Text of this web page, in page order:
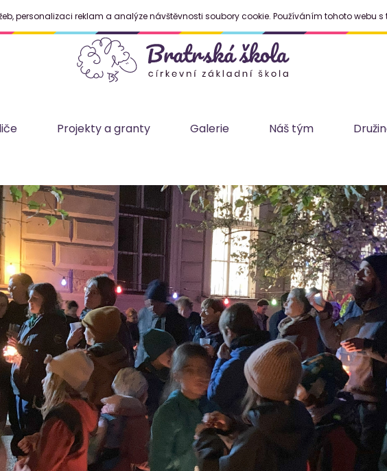
Projekty a granty Galerie Náš tým
personalizaci reklam a analýze návštěvnosti soubory cookie. Používáním tohoto webu